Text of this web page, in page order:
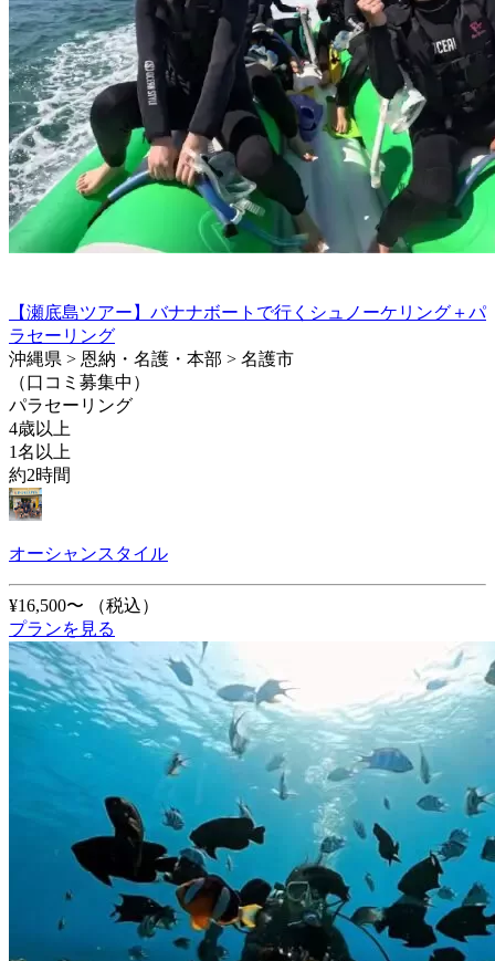
【瀬底島ツアー】バナナボートで行くシュノーケリング＋パ
ラセーリング
沖縄県 > 恩納・名護・本部 > 名護市
（口コミ募集中）
パラセーリング
4歳以上
1名以上
約2時間
オーシャンスタイル
¥16,500〜
（税込）
プランを見る